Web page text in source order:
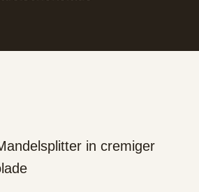
in cremiger